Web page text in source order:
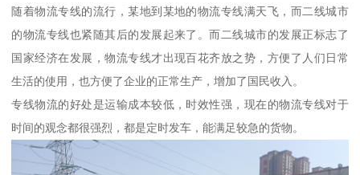
随着物流专线的流行，某地到某地的物流专线满天飞，而二线城市
的物流专线也紧随其后的发展起来了。而二线城市的发展正标志了
国家经济在发展，物流专线才出现百花齐放之势，方便了人们日常
生活的使用，也方便了企业的正常生产，增加了国民收入。
专线物流的好处是运输成本较低，时效性强，现在的物流专线对于
时间的观念都很强烈，都是定时发车，能满足较急的货物。